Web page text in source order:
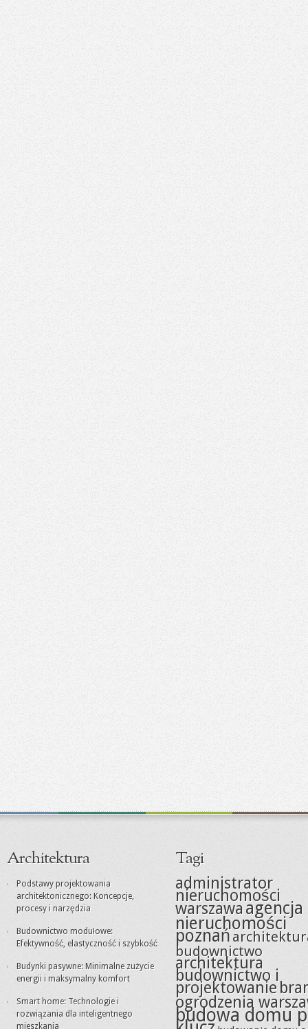
Architektura
Podstawy projektowania
architektonicznego: Koncepcje,
procesy i narzędzia
Budownictwo modułowe:
Efektywność, elastyczność i szybkość
Budynki pasywne: Minimalne zużycie
energii i maksymalny komfort
Smart home: Technologie i
rozwiązania dla inteligentnego
mieszkania
Tagi
administrator
nieruchomości
warszawaagencja
nieruchomości
poznań
budownictwo
architektura
budownictwo i
projektowanie
ogrodzenia
budowa domu